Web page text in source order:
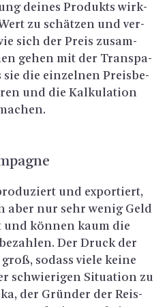
dei­nes Pro­dukts wirk­
zu schät­zen und ver­
sich der Preis zu­sam­
gehen mit der Trans­pa­
sie die ein­zel­nen Preis­be­
und die Kal­ku­la­ti­on
und ex­por­tiert,
aber nur sehr wenig Geld
kön­nen kaum die
Der Druck der
so­dass viele keine
schwie­ri­gen Si­tua­ti­on zu
der Grün­der der Reis­